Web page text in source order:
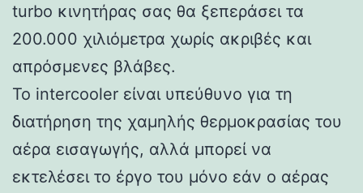
turbo κινητήρας σας θα ξεπεράσει τα
200.000 χιλιόμετρα χωρίς ακριβές και
απρόσμενες βλάβες.
Το intercooler είναι υπεύθυνο για τη
διατήρηση της χαμηλής θερμοκρασίας του
αέρα εισαγωγής, αλλά μπορεί να
εκτελέσει το έργο του μόνο εάν ο αέρας